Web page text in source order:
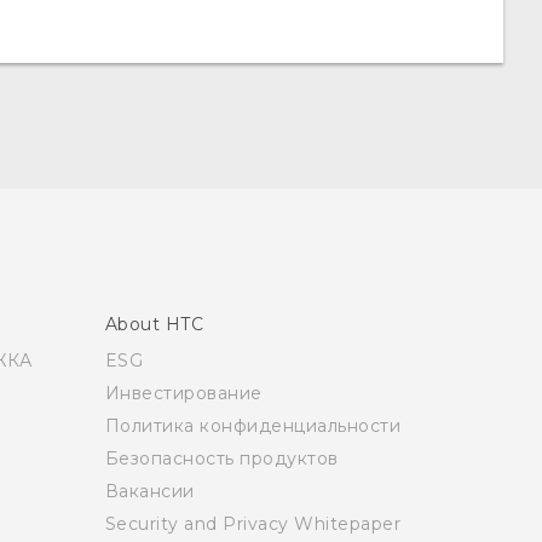
About HTC
ESG
Инвестирование
Политика конфиденциальности
Безопасность продуктов
Вакансии
Security and Privacy Whitepaper